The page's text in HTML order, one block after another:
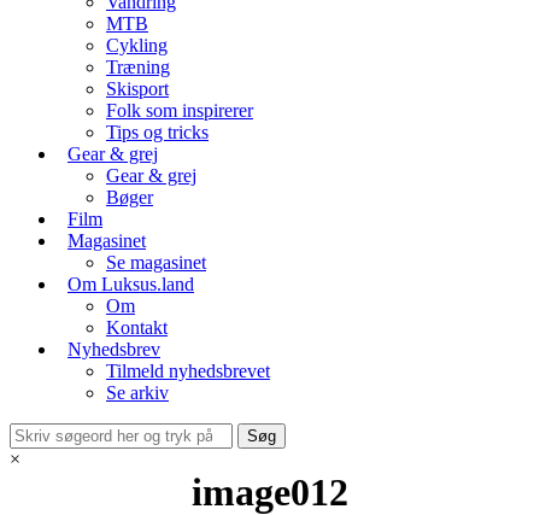
MTB
Cykling
Træning
Skisport
Folk som inspirerer
Tips og tricks
Gear & grej
Gear & grej
Bøger
Film
Magasinet
Se magasinet
Om Luksus.land
Om
Kontakt
Nyhedsbrev
Tilmeld nyhedsbrevet
Se arkiv
×
image012